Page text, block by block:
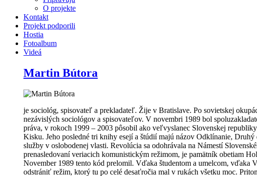
O projekte
Kontakt
Projekt podporili
Hostia
Fotoalbum
Videá
Martin Bútora
je sociológ, spisovateľ a prekladateľ. Žije v Bratislave. Po sovietskej
nezávislých sociológov a spisovateľov. V novembri 1989 bol
práva, v rokoch 1999 – 2003 pôsobil ako veľvyslanec Slovenskej
Kisku. Jeho posledné tri knihy esejí a štúdií majú názov Odklínanie,
služby v oslobodenej vlasti. Revolúcia sa odohrávala na Námestí
prenasledovaní veriacich komunistickým režimom, je pamätník obetiam
November 1989 tento kód prelomil. Vďaka študentom a umelcom, vďaka
odstrániť režim, ktorý tu po celé desaťročia mal v rukách všetku moc.